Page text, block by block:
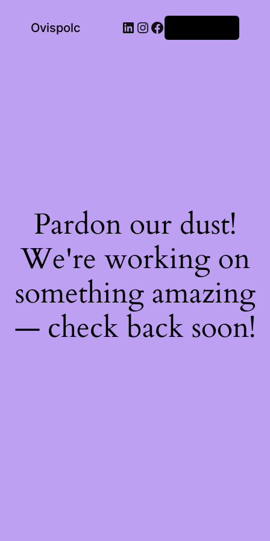
Ovispolc LinkedIn
Instagram
Facebook
Pardon our dust!
We're working on
something amazing
— check back soon!